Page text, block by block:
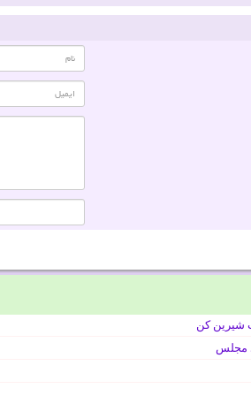
شیرین کن
مجلس